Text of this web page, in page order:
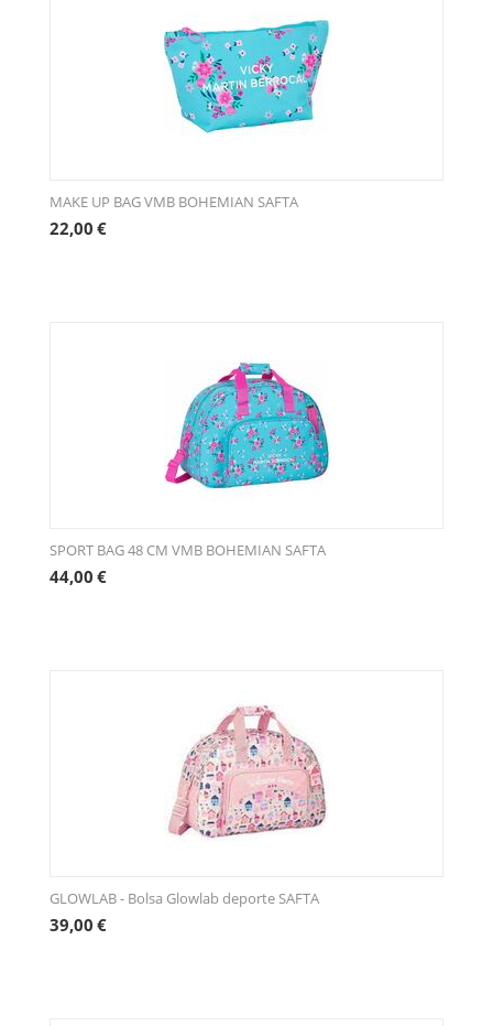
MAKE UP BAG VMB BOHEMIAN SAFTA
22,00 €
SPORT BAG 48 CM VMB BOHEMIAN SAFTA
44,00 €
GLOWLAB - Bolsa Glowlab deporte SAFTA
39,00 €